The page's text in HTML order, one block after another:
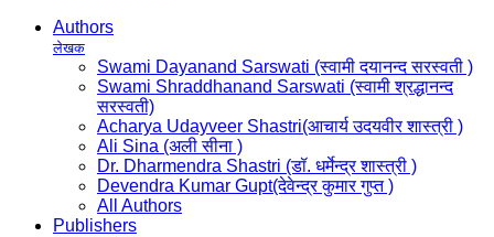
Authors
लेखक
Swami Dayanand Sarswati (स्वामी दयानन्द सरस्वती )
Swami Shraddhanand Sarswati (स्वामी श्रद्धानन्द
सरस्वती)
Acharya Udayveer Shastri(आचार्य उदयवीर शास्त्री )
Ali Sina (अली सीना )
Dr. Dharmendra Shastri (डॉ. धर्मेन्द्र शास्त्री )
Devendra Kumar Gupt(देवेन्द्र कुमार गुप्त )
All Authors
Publishers